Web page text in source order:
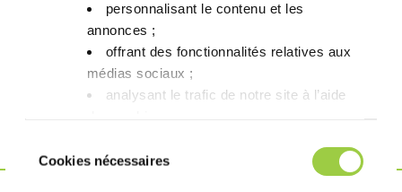
personnalisant le contenu et les
annonces ;​
offrant des fonctionnalités relatives aux
médias sociaux ; ​
analysant le trafic de notre site à l’aide
refuser ou de les paramétrer.​ Pas de
panique, vous pourrez également modifier à
duCookies nécessaires
SIR (Bellcore) 通过 Bellcore
电迁移 (IPC / Bellcore) 通过
ANSI/J-STD-004
Bonotest（85°C / 85%
通过 – FC
INVENTEC BRY-